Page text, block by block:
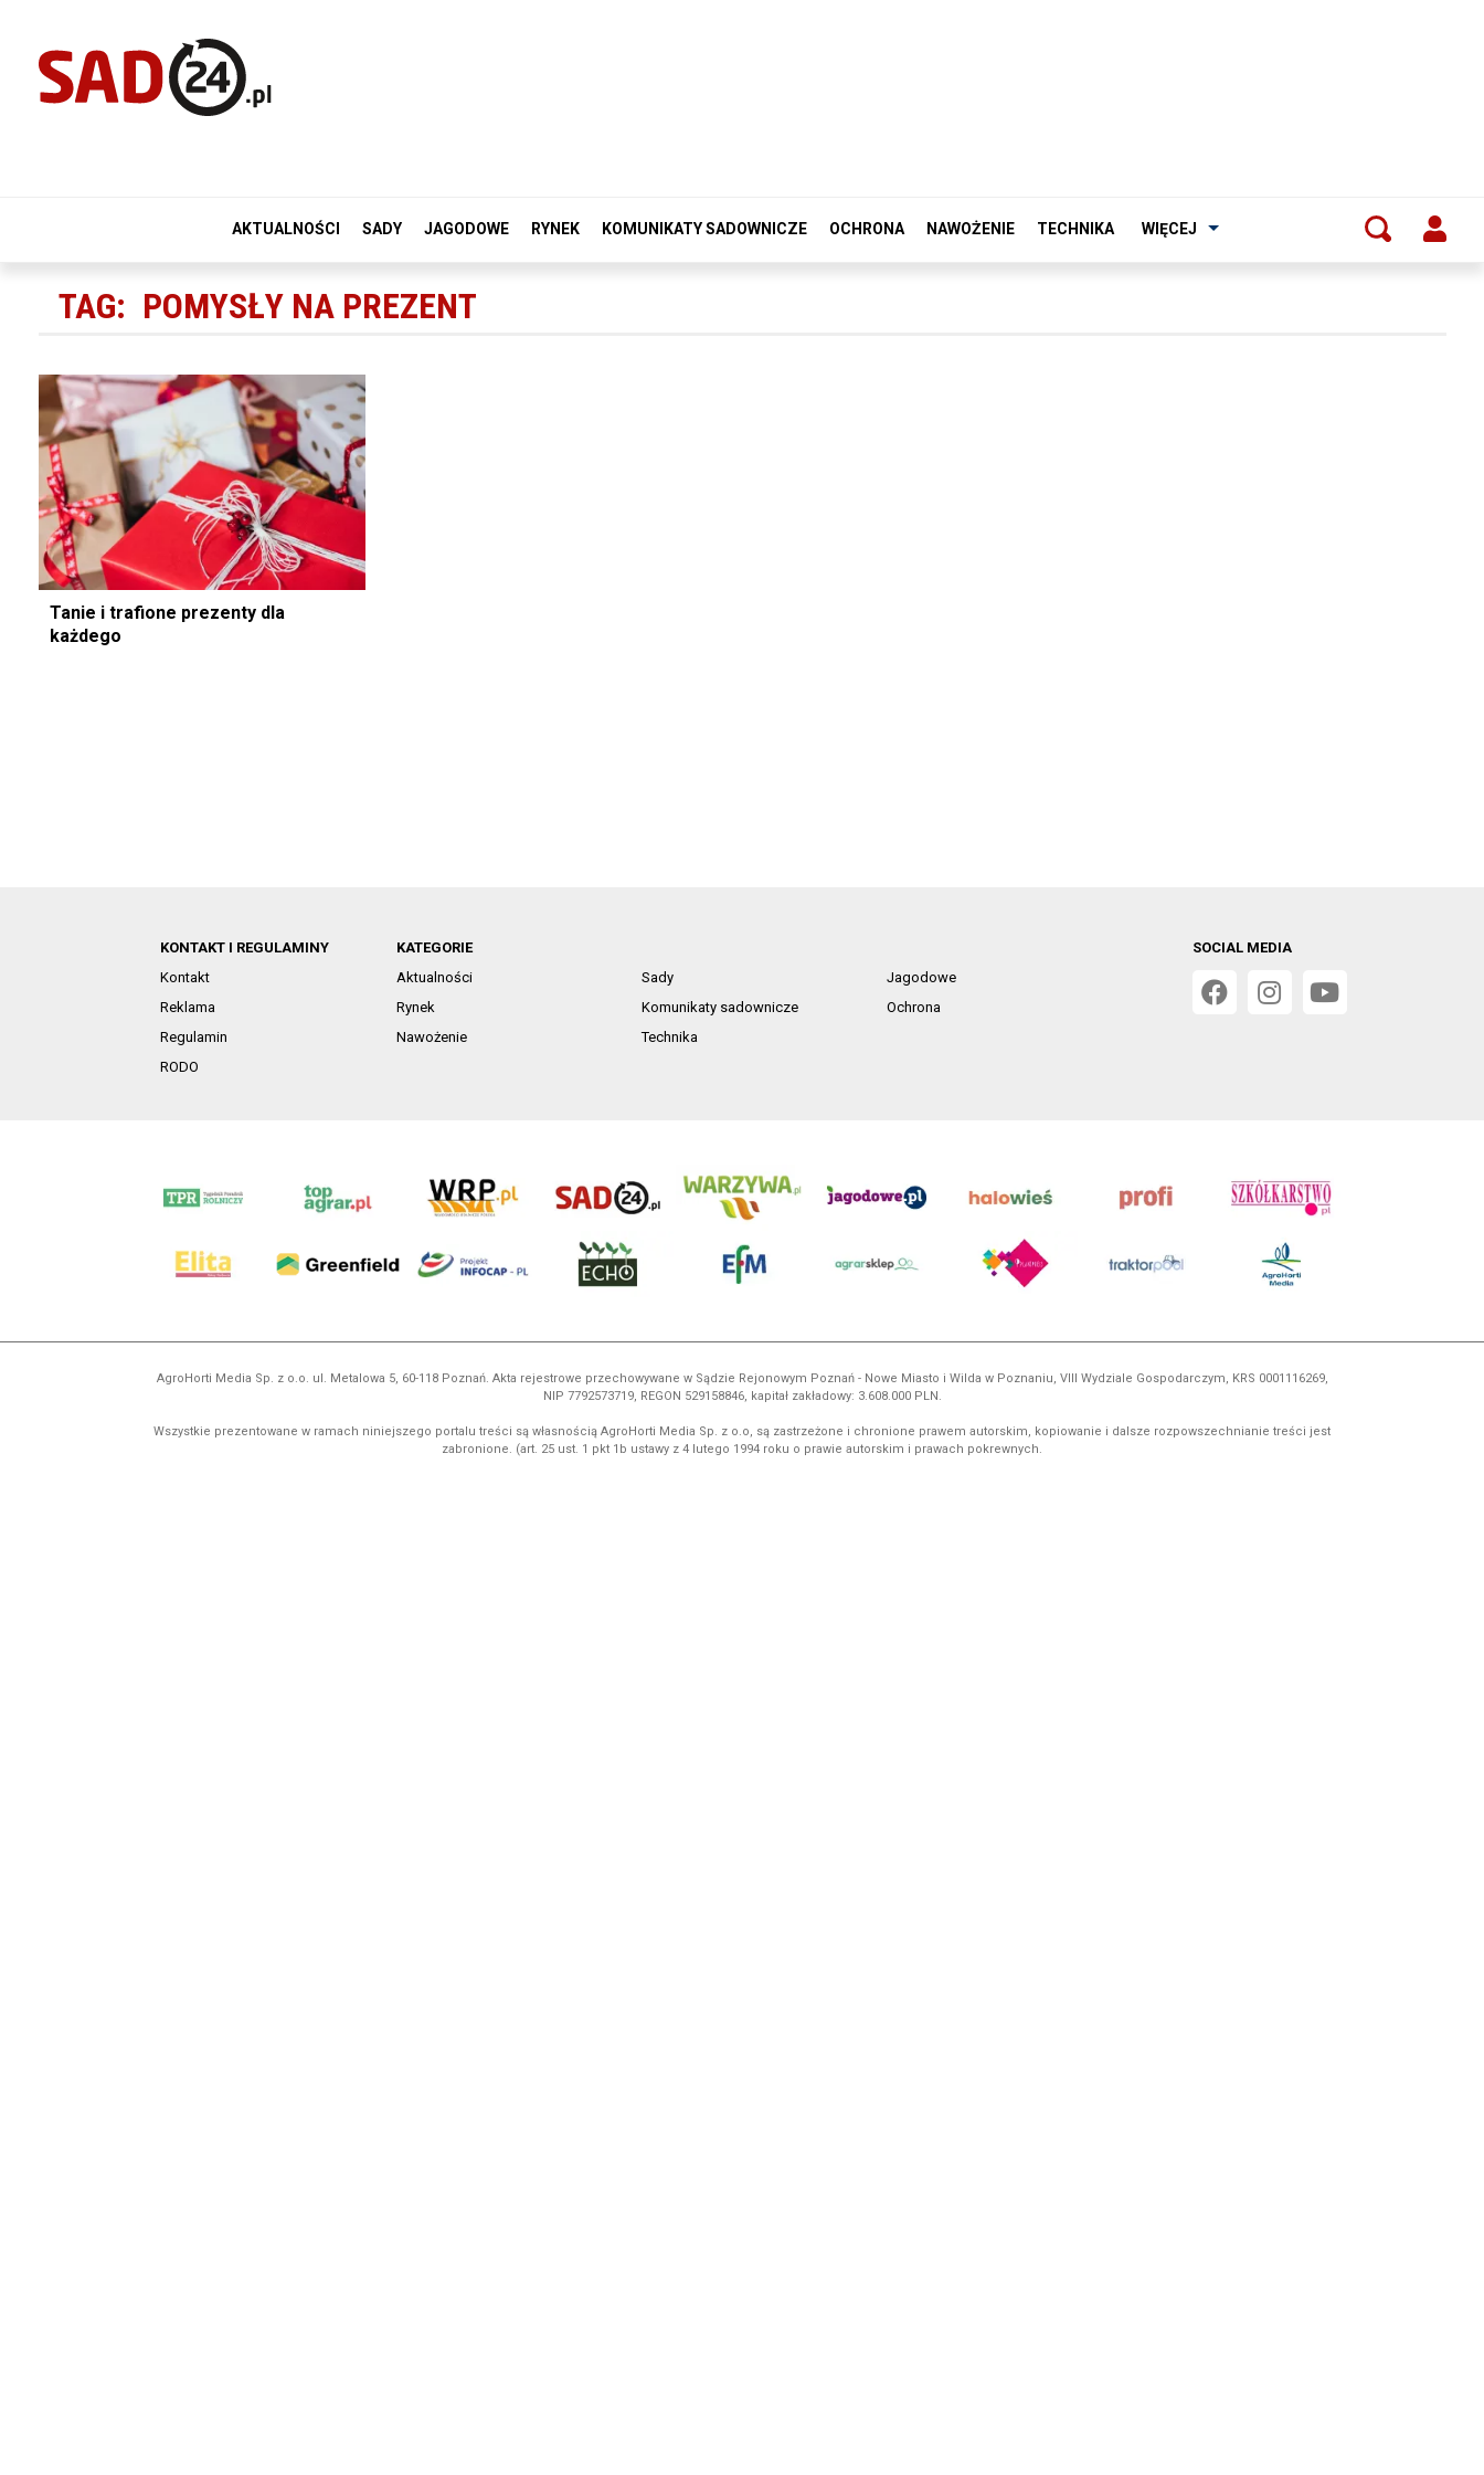
AKTUALNOŚCI SADY JAGODOWE RYNEK KOMUNIKATY SADOWNICZE OCHRONA NAWOŻENIE TECHNIKA WIĘCEJ
TAG: POMYSŁY NA PREZENT
Tanie i trafione prezenty dla
każdego
KONTAKT I REGULAMINY
Kontakt
Reklama
Regulamin
RODO
KATEGORIE
Aktualności
Sady
Jagodowe
Rynek
Komunikaty sadownicze
Ochrona
Nawożenie
Technika
SOCIAL MEDIA
AgroHorti Media Sp. z o.o. ul. Metalowa 5, 60-118 Poznań. Akta rejestrowe przechowywane w Sądzie Rejonowym Poznań - Nowe Miasto i Wilda w Poznaniu, VIII Wydziale Gospodarczym, KRS 0001116269,
NIP 7792573719, REGON 529158846, kapitał zakładowy: 3.608.000 PLN.
Wszystkie prezentowane w ramach niniejszego portalu treści są własnością AgroHorti Media Sp. z o.o, są zastrzeżone i chronione prawem autorskim, kopiowanie i dalsze rozpowszechnianie treści jest
zabronione. (art. 25 ust. 1 pkt 1b ustawy z 4 lutego 1994 roku o prawie autorskim i prawach pokrewnych.